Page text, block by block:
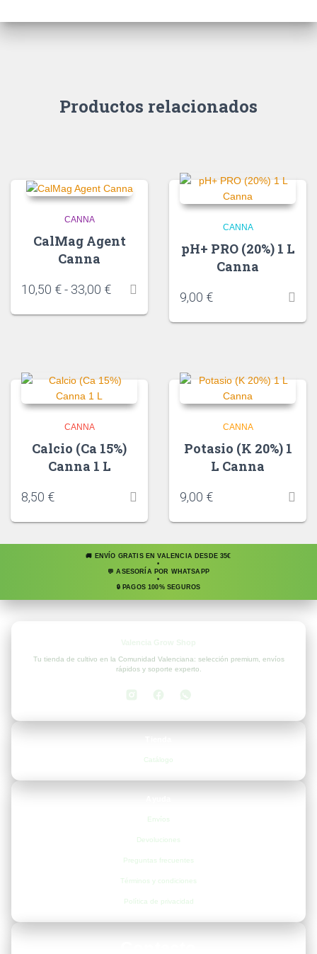
Productos relacionados
CANNA
CalMag Agent
Canna
10,50 €- 33,00 €
CANNA
pH+ PRO (20%) 1 L
Canna
9,00 €
CANNA
Calcio (Ca 15%)
Canna 1 L
8,50 €
CANNA
Potasio (K 20%) 1
L Canna
9,00 €
🚚 ENVÍO GRATIS EN VALENCIA DESDE 35€
•
💬 ASESORÍA POR WHATSAPP
•
🔒 PAGOS 100% SEGUROS
Tu tienda de cultivo en la Comunidad Valenciana: selección premium, envíos
rápidos y soporte experto.
Catálogo
Envíos
Devoluciones
Preguntas frecuentes
Términos y condiciones
Política de privacidad